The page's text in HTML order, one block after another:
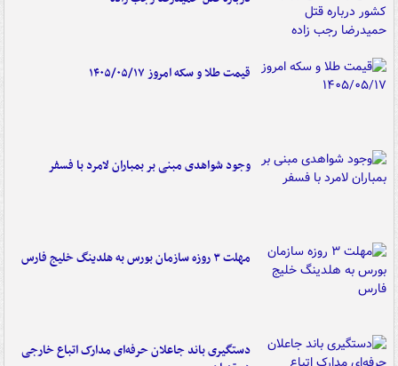
قیمت طلا و سکه امروز ۱۴۰۵/۰۵/۱۷
وجود شواهدی مبنی بر بمباران لامرد با فسفر
مهلت ۳ روزه سازمان بورس به هلدینگ خلیج فارس
دستگیری باند جاعلان حرفه‌ای مدارک اتباع خارجی